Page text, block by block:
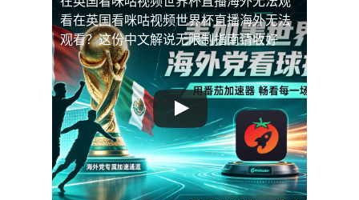
看在英国看咪咕视频世界杯直播海外无法
观看？这份中文解说无限制指南请收好